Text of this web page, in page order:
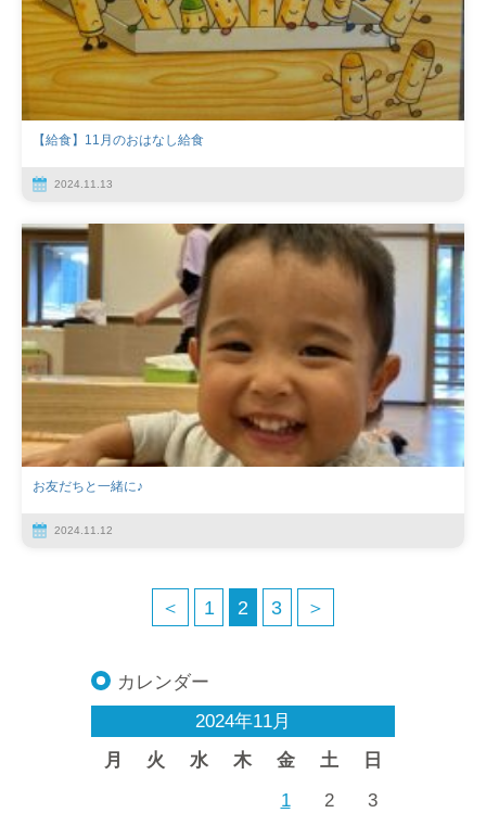
【給食】11月のおはなし給食
2024.11.13
お友だちと一緒に♪
2024.11.12
＜ 1 2 3 ＞
カレンダー
2024年11月
月
火 水 木 金 土 日
1 2
3